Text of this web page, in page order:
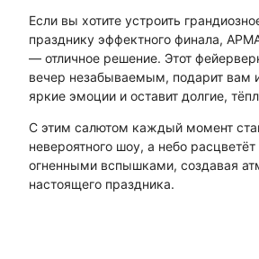
Если вы хотите устроить
празднику эффектного финала,
— отличное решение. Этот
вечер незабываемым, подарит вам
яркие эмоции и оставит долгие,
С этим салютом каждый момент
невероятного шоу, а небо
огненными вспышками, создавая
настоящего праздника.